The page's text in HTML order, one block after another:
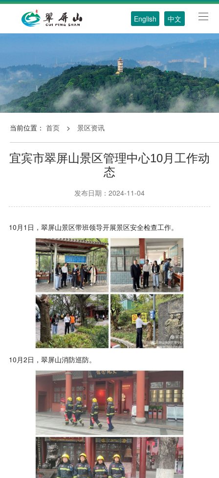
English 中文
当前位置： 首页 > 景区资讯
宜宾市翠屏山景区管理中心10月工作动
态
发布日期：2024-11-04
10月1日，翠屏山景区带班领导开展景区安全检查工作。
10月2日，翠屏山消防巡防。